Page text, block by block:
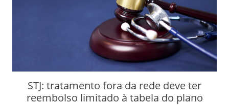
STJ: tratamento fora da rede deve ter
reembolso limitado à tabela do plano